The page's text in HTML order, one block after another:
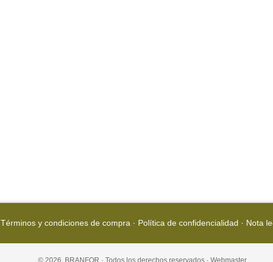
Términos y condiciones de compra · Política de confidencialidad · Nota
© 2026, BRANFOR · Todos los derechos reservados · Webmaster